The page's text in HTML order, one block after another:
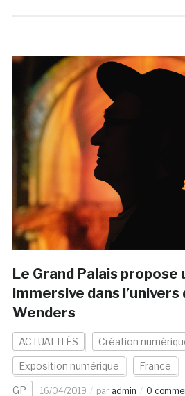
Le Grand Palais
immersive dans l’univers
Wenders
ACTUALITÉS Création
Exposition numérique France
GP 16/04/2019 par admin 0